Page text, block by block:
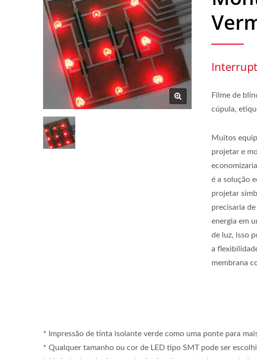
Filme de
cúpula,
Muitos
projetar e
é a solução
projetar
precisaria
energia em
de luz, isso
a
membrana
* Impressão de tinta isolante verde como uma ponte para
* Qualquer tamanho ou cor de LED tipo SMT pode ser